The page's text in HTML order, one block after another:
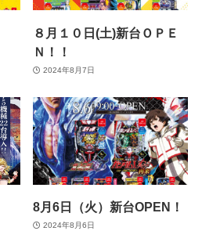
８月１０日(土)新台ＯＰＥ
Ｎ！！
2024年8月7日
8月6日（火）新台OPEN！
2024年8月6日